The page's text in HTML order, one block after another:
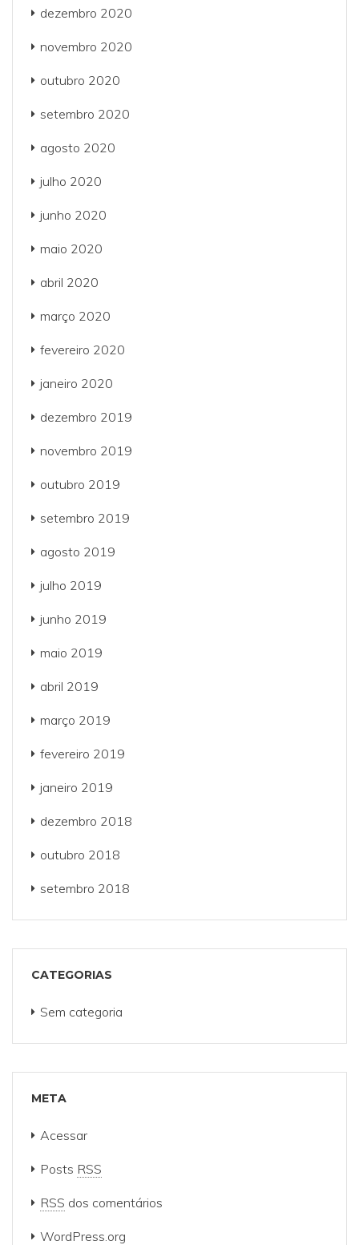
dezembro 2020
novembro 2020
outubro 2020
setembro 2020
agosto 2020
julho 2020
junho 2020
maio 2020
abril 2020
março 2020
fevereiro 2020
janeiro 2020
dezembro 2019
novembro 2019
outubro 2019
setembro 2019
agosto 2019
julho 2019
junho 2019
maio 2019
abril 2019
março 2019
fevereiro 2019
janeiro 2019
dezembro 2018
outubro 2018
setembro 2018
CATEGORIAS
Sem categoria
META
Acessar
Posts RSS
RSS dos comentários
WordPress.org